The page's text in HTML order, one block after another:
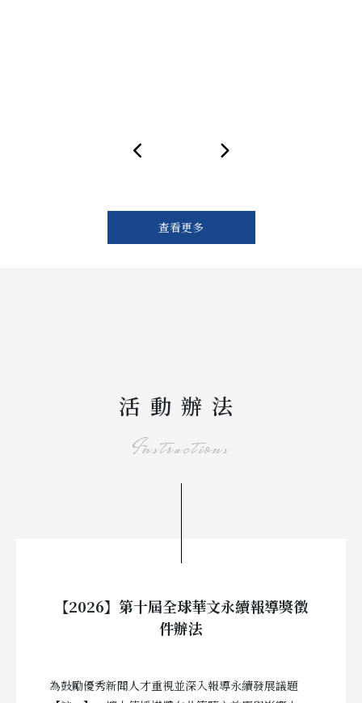
查看更多
活動辦法
Instructions
【2026】第十屆全球華文永續報導獎徵
件辦法
為鼓勵優秀新聞人才重視並深入報導永續發展議題